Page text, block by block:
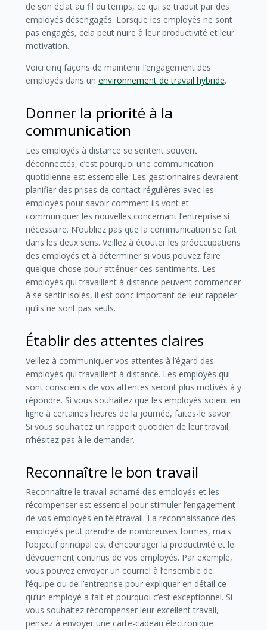
de son éclat au fil du temps, ce qui se traduit par des
employés désengagés. Lorsque les employés ne sont
pas engagés, cela peut nuire à leur productivité et leur
motivation.
Voici cinq façons de maintenir l’engagement des
employés dans un environnement de travail hybride.
Donner la priorité à la
communication
Les employés à distance se sentent souvent
déconnectés, c’est pourquoi une communication
quotidienne est essentielle. Les gestionnaires devraient
planifier des prises de contact régulières avec les
employés pour savoir comment ils vont et
communiquer les nouvelles concernant l’entreprise si
nécessaire. N’oubliez pas que la communication se fait
dans les deux sens. Veillez à écouter les préoccupations
des employés et à déterminer si vous pouvez faire
quelque chose pour atténuer ces sentiments. Les
employés qui travaillent à distance peuvent commencer
à se sentir isolés, il est donc important de leur rappeler
qu’ils ne sont pas seuls.
Établir des attentes claires
Veillez à communiquer vos attentes à l’égard des
employés qui travaillent à distance. Les employés qui
sont conscients de vos attentes seront plus motivés à y
répondre. Si vous souhaitez que les employés soient en
ligne à certaines heures de la journée, faites-le savoir.
Si vous souhaitez un rapport quotidien de leur travail,
n’hésitez pas à le demander.
Reconnaître le bon travail
Reconnaître le travail acharné des employés et les
récompenser est essentiel pour stimuler l’engagement
de vos employés en télétravail. La reconnaissance des
employés peut prendre de nombreuses formes, mais
l’objectif principal est d’encourager la productivité et le
dévouement continus de vos employés. Par exemple,
vous pouvez envoyer un courriel à l’ensemble de
l’équipe ou de l’entreprise pour expliquer en détail ce
qu’un employé a fait et pourquoi c’est exceptionnel. Si
vous souhaitez récompenser leur excellent travail,
pensez à envoyer une carte-cadeau électronique